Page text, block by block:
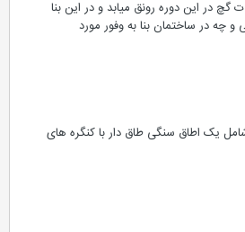
در این دوره رونق میابد و در این بنا
چه در ساختمان بنا به وفور مورد
یک اطاق سنگی طاق دار با کنگره های